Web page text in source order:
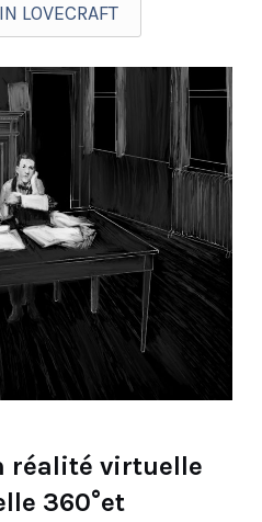
LOVECRAFT
réalité virtuelle
360°et